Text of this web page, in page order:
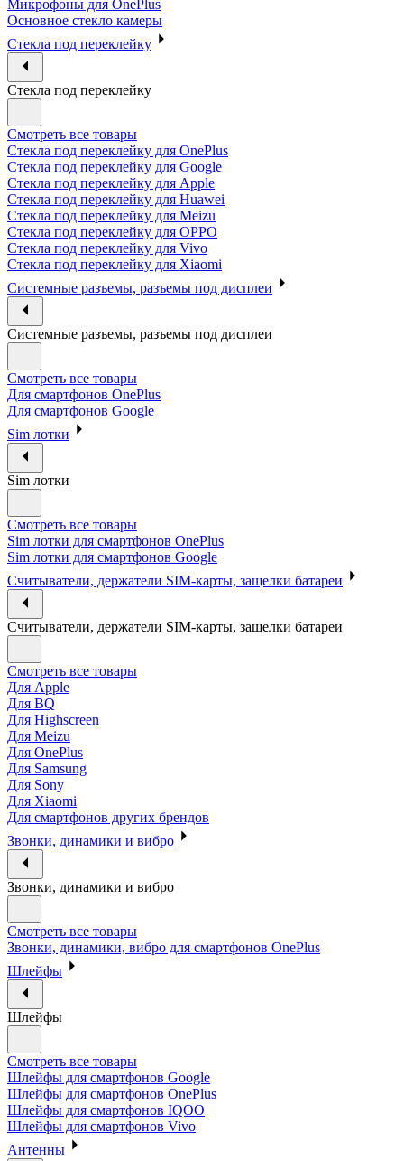
Микрофоны для OnePlus
Основное стекло камеры
Стекла под переклейку
Стекла под переклейку
Смотреть все товары
Стекла под переклейку для OnePlus
Стекла под переклейку для Google
Стекла под переклейку для Apple
Стекла под переклейку для Huawei
Стекла под переклейку для Meizu
Стекла под переклейку для OPPO
Стекла под переклейку для Vivo
Стекла под переклейку для Xiaomi
Системные разъемы, разъемы под дисплеи
Системные разъемы, разъемы под дисплеи
Смотреть все товары
Для смартфонов OnePlus
Для смартфонов Google
Sim лотки
Sim лотки
Смотреть все товары
Sim лотки для смартфонов OnePlus
Sim лотки для смартфонов Google
Считыватели, держатели SIM-карты, защелки батареи
Считыватели, держатели SIM-карты, защелки батареи
Смотреть все товары
Для Apple
Для BQ
Для Highscreen
Для Meizu
Для OnePlus
Для Samsung
Для Sony
Для Xiaomi
Для смартфонов других брендов
Звонки, динамики и вибро
Звонки, динамики и вибро
Смотреть все товары
Звонки, динамики, вибро для смартфонов OnePlus
Шлейфы
Шлейфы
Смотреть все товары
Шлейфы для смартфонов Google
Шлейфы для смартфонов OnePlus
Шлейфы для смартфонов IQOO
Шлейфы для смартфонов Vivo
Антенны